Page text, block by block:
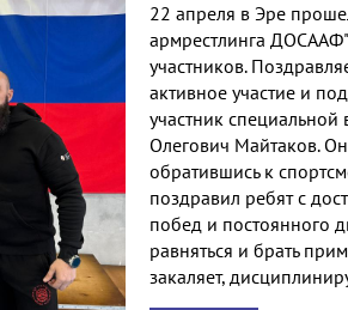
22 апреля в Эре
армрестлинга
участников.
активное участие и
участник
Олегович Майтаков.
обратившись к
поздравил ребят с
побед и постоянного
равняться и брать
закаляет,